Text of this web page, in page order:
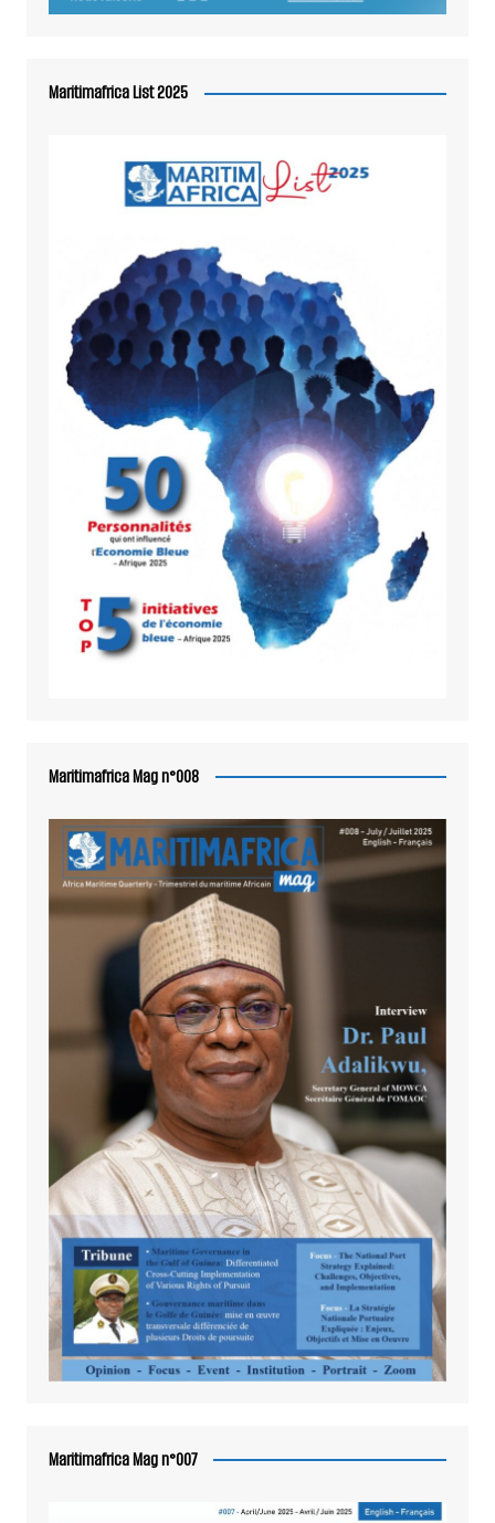
Maritimafrica List 2025
Maritimafrica Mag n°008
Maritimafrica Mag n°007